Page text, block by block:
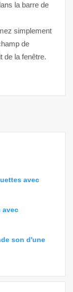
la barre de
simplement
de
de la fenêtre.
avec
avec
son d'une